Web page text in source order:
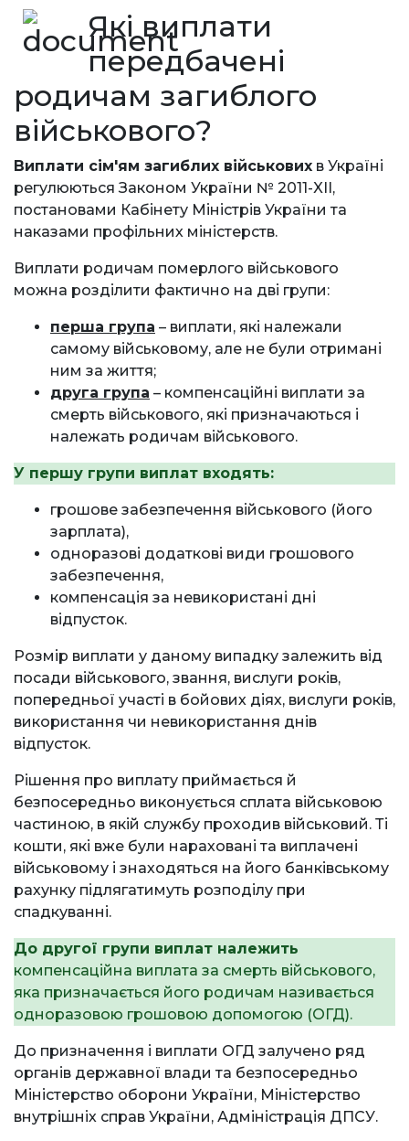
Які виплати
передбачені
родичам загиблого
військового?
Виплати сім'ям загиблих військових в Україні
регулюються Законом України № 2011-XII,
постановами Кабінету Міністрів України та
наказами профільних міністерств.
Виплати родичам померлого військового
можна розділити фактично на дві групи:
перша група – виплати, які належали
самому військовому, але не були отримані
ним за життя;
друга група – компенсаційні виплати за
смерть військового, які призначаються і
належать родичам військового.
У першу групи виплат входять:
грошове забезпечення військового (його
зарплата),
одноразові додаткові види грошового
забезпечення,
компенсація за невикористані дні
відпусток.
Розмір виплати у даному випадку залежить від
посади військового, звання, вислуги років,
попередньої участі в бойових діях, вислуги років,
використання чи невикористання днів
відпусток.
Рішення про виплату приймається й
безпосередньо виконується сплата військовою
частиною, в якій службу проходив військовий. Ті
кошти, які вже були нараховані та виплачені
військовому і знаходяться на його банківському
рахунку підлягатимуть розподілу при
спадкуванні.
До другої групи виплат належить
компенсаційна виплата за смерть військового,
яка призначається його родичам називається
одноразовою грошовою допомогою (ОГД).
До призначення і виплати ОГД залучено ряд
органів державної влади та безпосередньо
Міністерство оборони України, Міністерство
внутрішніх справ України, Адміністрація ДПСУ.